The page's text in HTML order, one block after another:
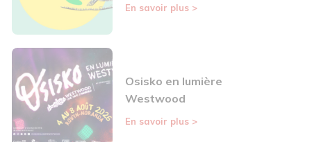
En savoir plus >
Osisko en lumière
Westwood
En savoir plus >